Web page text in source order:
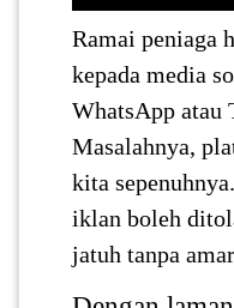
Ramai peniaga
kepada media
WhatsApp atau
Masalahnya,
kita
iklan boleh
jatuh tanpa
PENANG(2)
PERLIS(6)
KUALA